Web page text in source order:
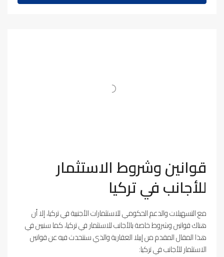
قوانين وشروط الاستثمار
للأجانب في تركيا
مع التسهيلات والدعم الحكومي للاستثمارات الأجنبية في تركيا، إلا أن
هناك قوانين وشروط خاصة بالأجانب للاستثمار في تركيا، كما سنبين في
هذا المقال المقدم من إيبلا العقارية والذي سنتحدث فيه عن قوانين
الاستثمار للأجانب في تركيا: